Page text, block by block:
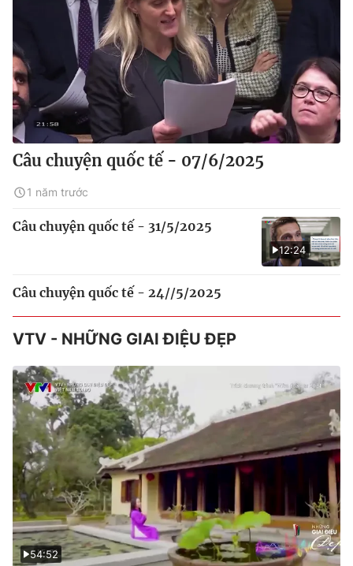
Câu chuyện quốc tế - 07/6/2025
1 năm trước
12:24
Câu chuyện quốc tế - 31/5/2025
Câu chuyện quốc tế - 24//5/2025
VTV - NHỮNG GIAI ĐIỆU ĐẸP
54:52